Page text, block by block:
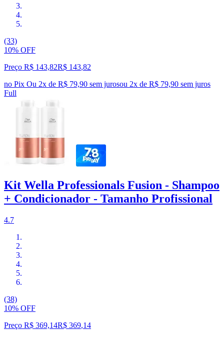
(33)
10% OFF
Preço R$ 143,82R$ 143,82
no Pix Ou 2x de R$ 79,90 sem jurosou 2x de R$ 79,90 sem juros
Full
Kit Wella Professionals Fusion - Shampoo
+ Condicionador - Tamanho Profissional
4.7
(38)
10% OFF
Preço R$ 369,14R$ 369,14